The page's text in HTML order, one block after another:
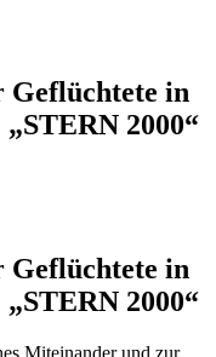
in
2000“
in
2000“
Miteinander und zur